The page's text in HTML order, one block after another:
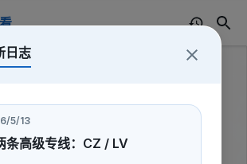
日志
5/13
条高级专线：CZ / LV